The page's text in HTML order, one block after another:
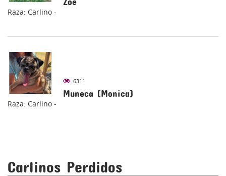
Raza: Carlino -
6311
Muneca (Monica)
Raza: Carlino -
Carlinos Perdidos